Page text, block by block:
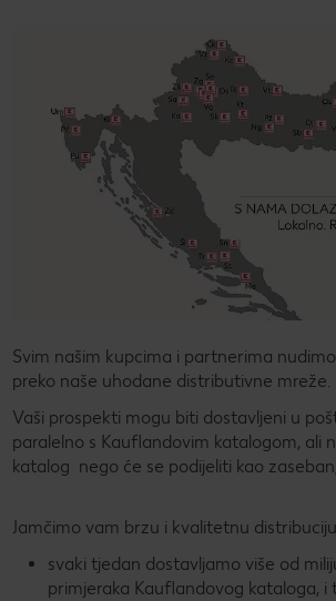
Svim našim kupcima i partnerima
preko naše uhodane distributivne mreže.
Vaši prospekti mogu biti dostavljeni u
paralelno s Kauflandovim katalogom, ali
katalog nego će se podijeliti kao
Jamčimo vam brzu i kvalitetnu
svaki tjedan dostavljamo više od
primjeraka Kauflandovog kataloga, i